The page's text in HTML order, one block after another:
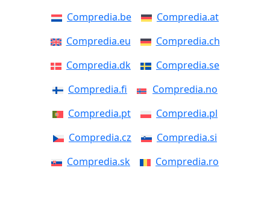
Compredia.be
Compredia.at
Compredia.eu
Compredia.ch
Compredia.dk
Compredia.se
Compredia.fi
Compredia.no
Compredia.pt
Compredia.pl
Compredia.cz
Compredia.si
Compredia.sk
Compredia.ro